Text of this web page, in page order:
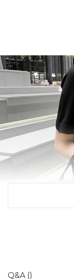
Q&A ()